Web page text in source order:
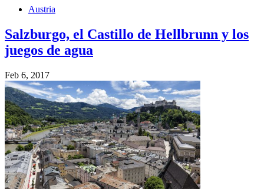
Austria
Salzburgo, el Castillo de Hellbrunn y los
juegos de agua
Feb 6, 2017